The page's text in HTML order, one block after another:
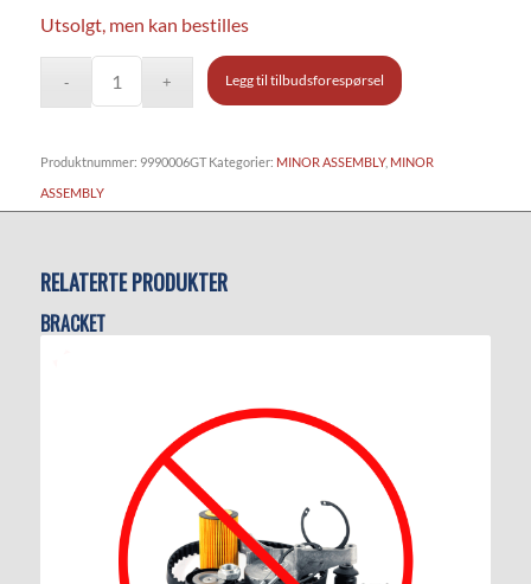
Utsolgt, men kan bestilles
Legg til tilbudsforespørsel
Produktnummer: 9990006GT Kategorier: MINOR ASSEMBLY, MINOR
ASSEMBLY
RELATERTE PRODUKTER
BRACKET